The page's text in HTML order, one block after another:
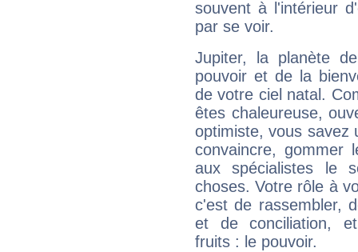
souvent à l'intérieur
par se voir.
Jupiter, la planète
pouvoir et de la
de votre ciel natal.
êtes chaleureuse,
optimiste, vous savez
convaincre, gommer
aux spécialistes le
choses. Votre rôle à
c'est de rassembler,
et de conciliation,
fruits : le pouvoir.